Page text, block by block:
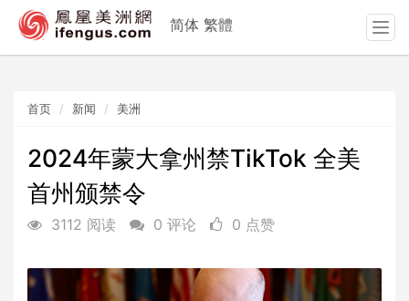
首页 新闻 美洲
2024年蒙大拿州禁TikTok 全美
首州颁禁令
3112 阅读 0 评论 0 点赞
简体 繁體
T
o
t